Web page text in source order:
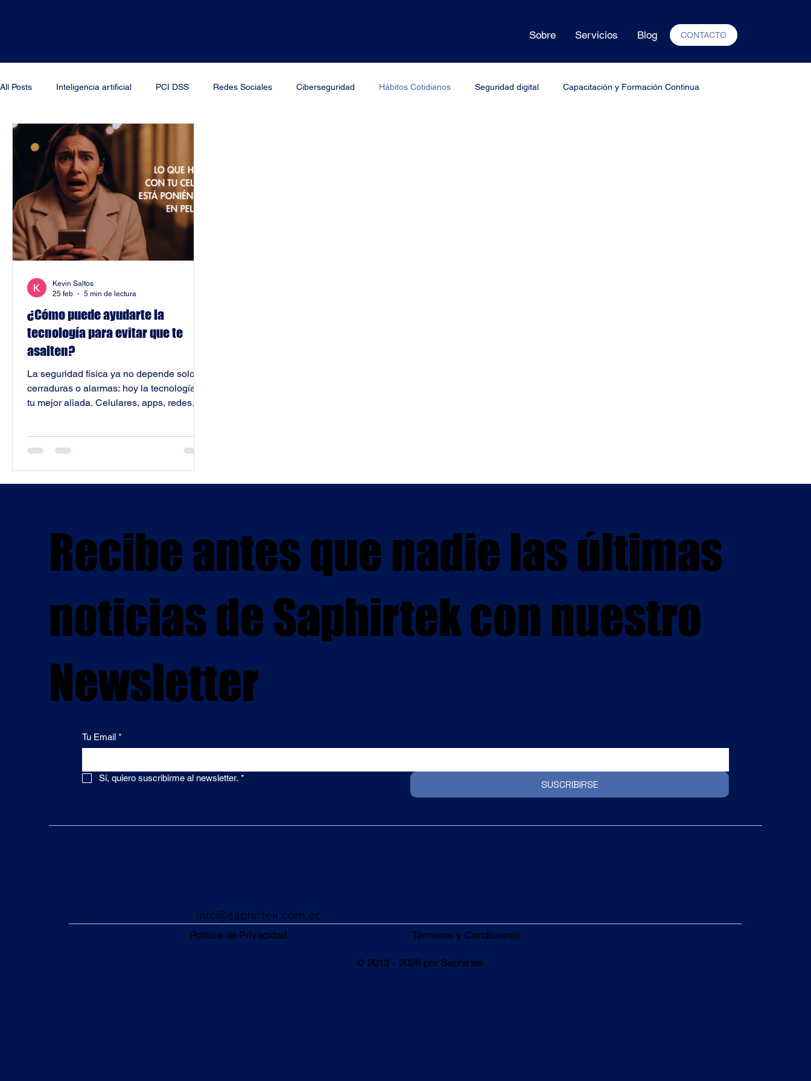
Sobre Servicios Blog CONTACTO
All Posts Inteligencia artificial PCI DSS Redes Sociales Ciberseguridad Hábitos Cotidianos Seguridad digital Capacitación y Formación Continua
¿Cómo puede ayudarte la
tecnología para evitar que te
asalten?
La seguridad física ya no depende solo de
cerraduras o alarmas: hoy la tecnología es
tu mejor aliada. Celulares, apps, redes
ayudarte a reaccionar ante emergencias.
a ciberacoso, fraudes o robos. Descubre
seguridad.
Kevin Saltos
25 feb
5 min de lectura
Recibe antes que nadie las últimas
noticias de Saphirtek con nuestro
Newsletter
Tu Email *
Sí, quiero suscribirme al newsletter. *
SUSCRIBIRSE
© 2013 - 2026 por Saphirtek.
Política de Privacidad Términos y Condiciones
info@saphirtek.com.ec